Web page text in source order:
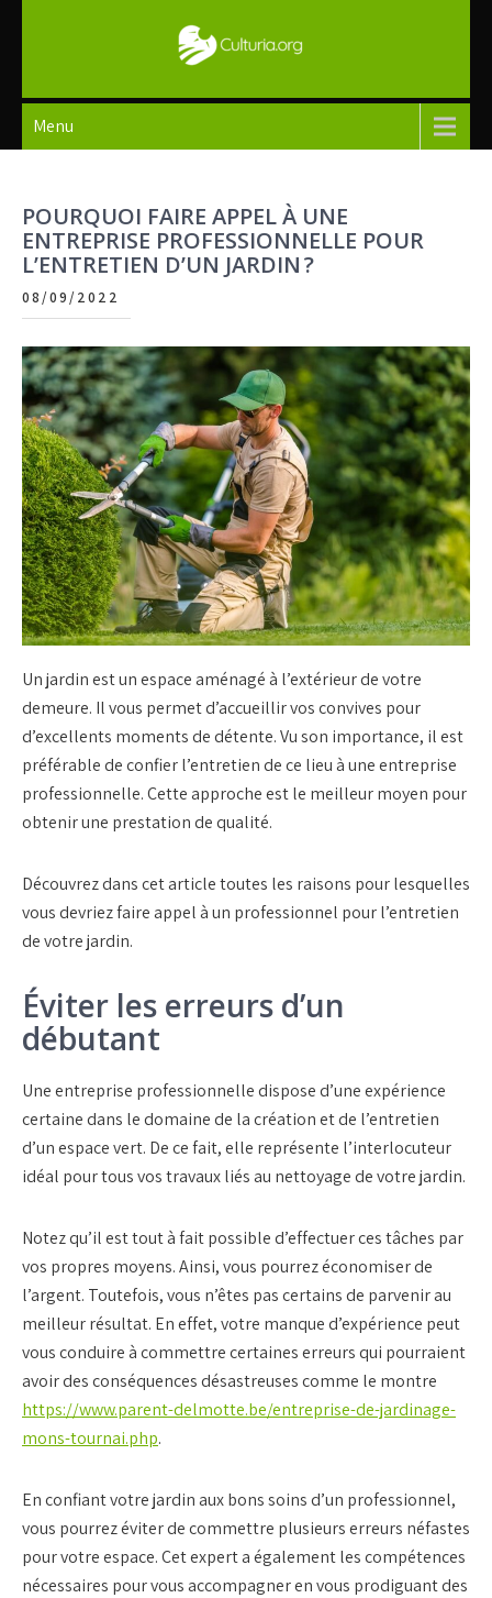
Culturia
Menu
POURQUOI FAIRE APPEL À UNE
ENTREPRISE PROFESSIONNELLE POUR
L’ENTRETIEN D’UN JARDIN ?
08/09/2022
Un jardin est un espace aménagé à l’extérieur de votre
demeure. Il vous permet d’accueillir vos convives pour
d’excellents moments de détente. Vu son importance, il est
préférable de confier l’entretien de ce lieu à une entreprise
professionnelle. Cette approche est le meilleur moyen pour
obtenir une prestation de qualité.
Découvrez dans cet article toutes les raisons pour lesquelles
vous devriez faire appel à un professionnel pour l’entretien
de votre jardin.
Éviter les erreurs d’un
débutant
Une entreprise professionnelle dispose d’une expérience
certaine dans le domaine de la création et de l’entretien
d’un espace vert. De ce fait, elle représente l’interlocuteur
idéal pour tous vos travaux liés au nettoyage de votre jardin.
Notez qu’il est tout à fait possible d’effectuer ces tâches par
vos propres moyens. Ainsi, vous pourrez économiser de
l’argent. Toutefois, vous n’êtes pas certains de parvenir au
meilleur résultat. En effet, votre manque d’expérience peut
vous conduire à commettre certaines erreurs qui pourraient
avoir des conséquences désastreuses comme le montre
https://www.parent-delmotte.be/entreprise-de-jardinage-
mons-tournai.php.
En confiant votre jardin aux bons soins d’un professionnel,
vous pourrez éviter de commettre plusieurs erreurs néfastes
pour votre espace. Cet expert a également les compétences
nécessaires pour vous accompagner en vous prodiguant des